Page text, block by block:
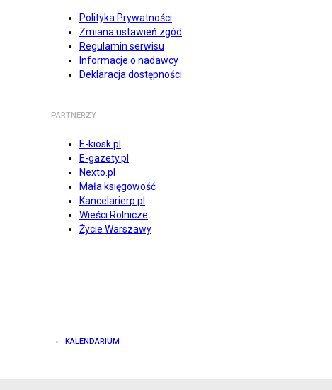
Polityka Prywatności
Zmiana ustawień zgód
Regulamin serwisu
Informacje o nadawcy
Deklaracja dostępności
PARTNERZY
E-kiosk.pl
E-gazety.pl
Nexto.pl
Mała księgowość
Kancelarierp.pl
Wieści Rolnicze
Życie Warszawy
KALENDARIUM